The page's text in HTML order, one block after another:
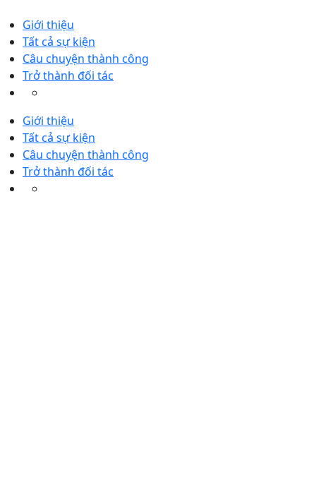
Giới thiệu
Tất cả sự kiện
Câu chuyện thành công
Trở thành đối tác
Giới thiệu
Tất cả sự kiện
Câu chuyện thành công
Trở thành đối tác